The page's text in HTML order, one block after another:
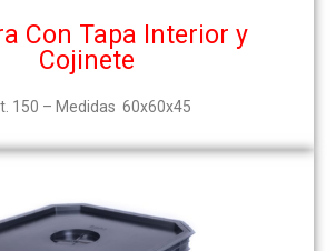
Con Tapa Interior y
Cojinete
150 – Medidas 60x60x45